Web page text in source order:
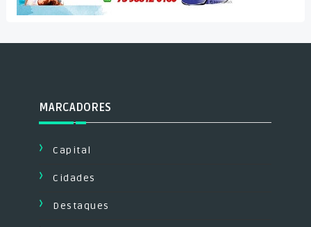
MARCADORES
Capital
Cidades
Destaques